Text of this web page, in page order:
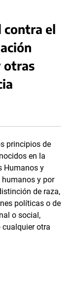
contra el
otras
principios de
en la
Humanos y
humanos y por
de raza,
políticas o de
o social,
otra